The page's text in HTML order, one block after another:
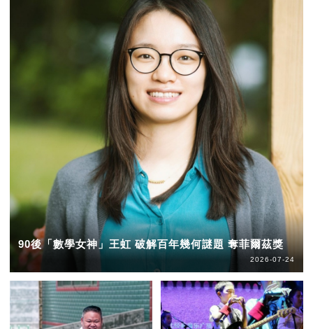
90後「數學女神」王虹 破解百年幾何謎題 奪菲爾茲獎
2026-07-24